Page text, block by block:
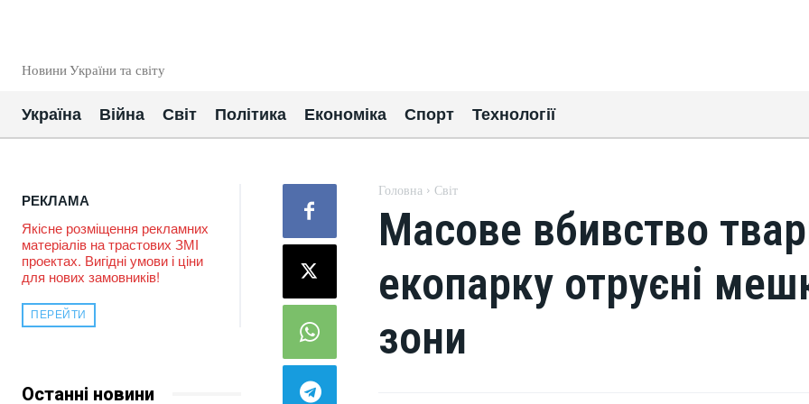
Новини України та світу
Україна Війна Світ Політика Економіка Спорт Технології
РЕКЛАМА
Якісне розміщення рекламних
матеріалів на трастових ЗМІ
проектах. Вигідні умови і ціни
для нових замовників!
ПЕРЕЙТИ
Останні новини
Головна Світ
Масове вбивство
екопарку отруєні
зони